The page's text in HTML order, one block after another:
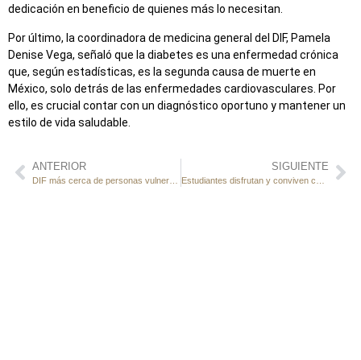
dedicación en beneficio de quienes más lo necesitan.
Por último, la coordinadora de medicina general del DIF, Pamela
Denise Vega, señaló que la diabetes es una enfermedad crónica
que, según estadísticas, es la segunda causa de muerte en
México, solo detrás de las enfermedades cardiovasculares. Por
ello, es crucial contar con un diagnóstico oportuno y mantener un
estilo de vida saludable.
ANTERIOR SIGUIENTE